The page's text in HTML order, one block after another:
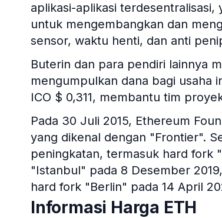
aplikasi-aplikasi
untuk mengembangkan dan
sensor, waktu henti, dan anti
Buterin dan para pendiri lainnya
mengumpulkan dana bagi usaha
ICO $ 0,311, membantu tim
Pada 30 Juli 2015, Ethereum
yang dikenal dengan "Frontier".
peningkatan, termasuk hard fork
"Istanbul" pada 8 Desember
hard fork "Berlin" pada 14 April
Informasi Harga ETH